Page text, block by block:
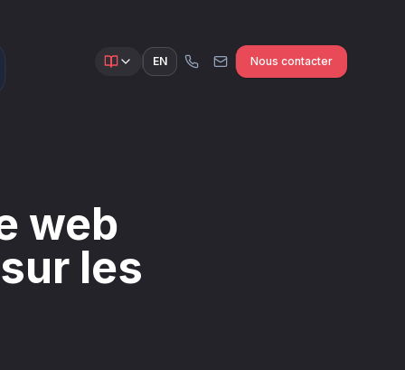
EN Nous contacter
web
les